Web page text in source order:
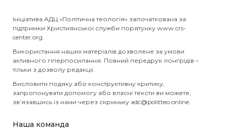
Ініціатива АДЦ «Політична теологія» започаткована за
підтримки Християнської служби порятунку www.crs-
center.org.
Використання наших матеріалів дозволене за умови
активного гіперпосилання. Повний передрук лонгрідів –
тільки з дозволу редакції.
Висловити подяку або конструктивну критику,
запропонувати допомогу або власні тексти ви можете,
зв’язавшись із нами через скриньку adc@politteo.online
Наша команда